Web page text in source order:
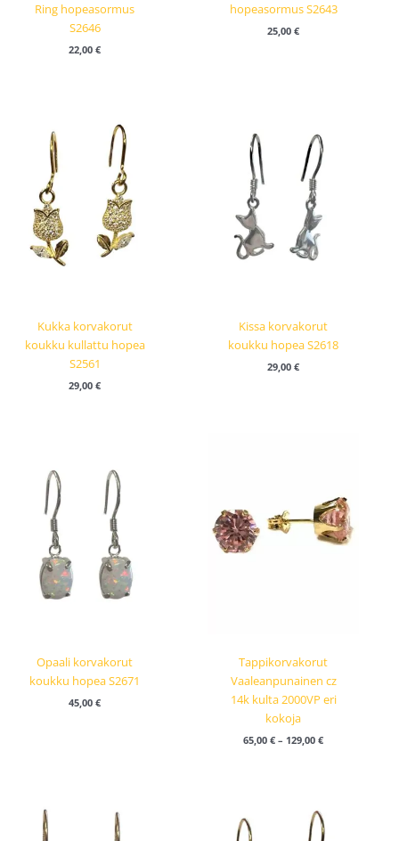
Ring hopeasormus
S2646
22,00 €
hopeasormus S2643
25,00 €
Kukka korvakorut
koukku kullattu hopea
S2561
29,00 €
Kissa korvakorut
koukku hopea S2618
29,00 €
Opaali korvakorut
koukku hopea S2671
45,00 €
Tappikorvakorut
Vaaleanpunainen cz
14k kulta 2000VP eri
kokoja
65,00 € – 129,00 €